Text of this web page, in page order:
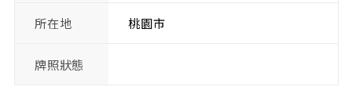
所在地 桃園市
牌照狀態